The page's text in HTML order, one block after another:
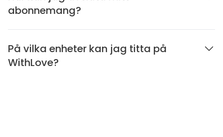
abonnemang?
På vilka enheter kan jag titta på
WithLove?